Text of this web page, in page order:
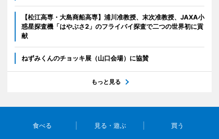
【松江高専・大島商船高専】浦川准教授、末次准教授、JAXA小
惑星探査機「はやぶさ2」のフライバイ探査で二つの世界初に貢
献
ねずみくんのチョッキ展（山口会場）に協賛
もっと見る
食べる 見る・遊ぶ 買う